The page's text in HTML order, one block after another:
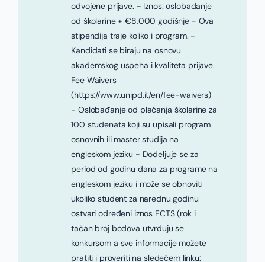
odvojene prijave. - Iznos: oslobađanje
od školarine + €8,000 godišnje - Ova
stipendija traje koliko i program. -
Kandidati se biraju na osnovu
akademskog uspeha i kvaliteta prijave.
Fee Waivers
(https://www.unipd.it/en/fee-waivers)
- Oslobađanje od plaćanja školarine za
100 studenata koji su upisali program
osnovnih ili master studija na
engleskom jeziku - Dodeljuje se za
period od godinu dana za programe na
engleskom jeziku i može se obnoviti
ukoliko student za narednu godinu
ostvari određeni iznos ECTS (rok i
tačan broj bodova utvrđuju se
konkursom a sve informacije možete
pratiti i proveriti na sledećem linku: